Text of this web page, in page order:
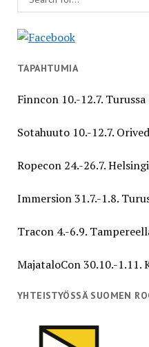
TAPAHTUMIA
Finncon 10.-12.7. Turussa
Sotahuuto 10.-12.7.
Ropecon 24.-26.7.
Immersion 31.7.-1.8.
Tracon 4.-6.9.
MajataloCon 30.10.-1.11.
YHTEISTYÖSSÄ SUOMEN